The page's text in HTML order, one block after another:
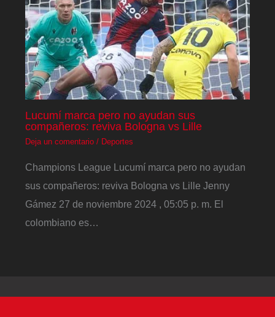
Lucumí marca pero no ayudan sus
compañeros: reviva Bologna vs Lille
Deja un comentario / Deportes
Champions League Lucumí marca pero no ayudan
sus compañeros: reviva Bologna vs Lille Jenny
Gámez 27 de noviembre 2024 , 05:05 p. m. El
colombiano es…